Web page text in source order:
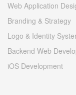
Web Application
Branding & Strategy
Logo & Identity
Backend Web
iOS Development